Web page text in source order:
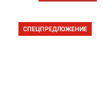
СПЕЦПРЕДЛОЖЕНИЕ